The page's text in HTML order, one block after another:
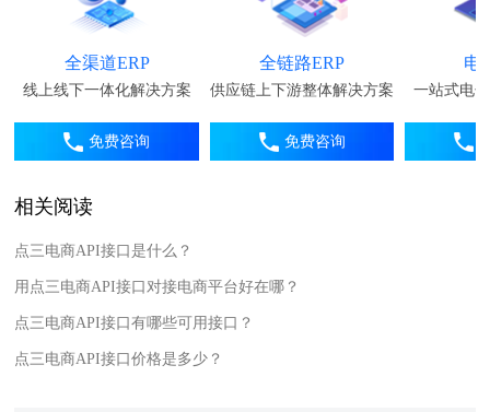
全渠道ERP
线上线下一体化解决方案
免费咨询
全链路ERP
供应链上下游整体解决方案
免费咨询
电
一站式电
相关阅读
点三电商API接口是什么？
用点三电商API接口对接电商平台好在哪？
点三电商API接口有哪些可用接口？
点三电商API接口价格是多少？